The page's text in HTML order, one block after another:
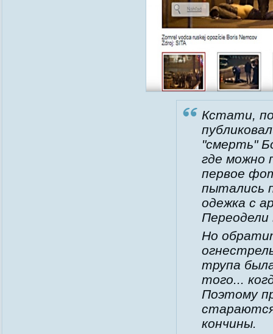
Кстати,
"смерть"
где можно
первое
пытались
одежка с
Но
трупа
того...
Поэтому
кончины.